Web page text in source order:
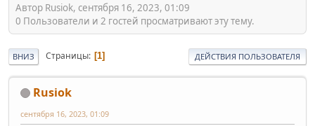
Автор Rusiok, сентября 16, 2023, 01:09
0 Пользователи и 2 гостей просматривают эту тему.
ВНИЗ Страницы 1 ДЕЙСТВИЯ ПОЛЬЗОВАТЕЛЯ
Rusiok
сентября 16, 2023, 01:09